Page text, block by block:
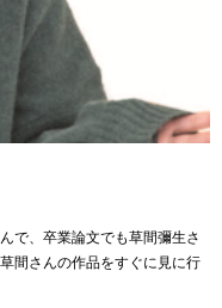
で、卒業論文でも草間彌生さ
間さんの作品をすぐに見に行